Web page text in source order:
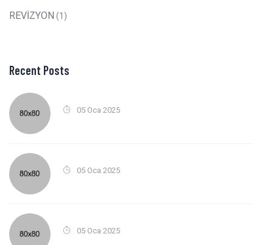
REVİZYON(1)
Recent Posts
05 Oca 2025
05 Oca 2025
05 Oca 2025